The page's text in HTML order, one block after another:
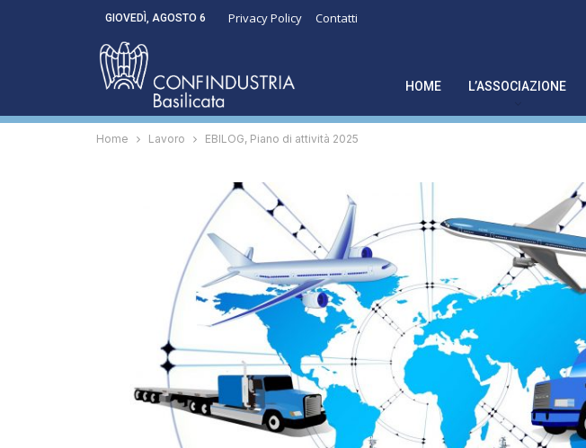
GIOVEDÌ, AGOSTO 6 Privacy Policy Contatti
HOME L’ASSOCIAZIONE
Home Lavoro EBILOG, Piano di attività 2025